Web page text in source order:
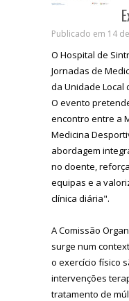
Publicado em 14
O Hospital de
Jornadas de
da Unidade Local
O evento
encontro entre a
Medicina
abordagem
no doente,
equipas e a
clínica diária".
A Comissão
surge num
o exercício físico
intervenções
tratamento de